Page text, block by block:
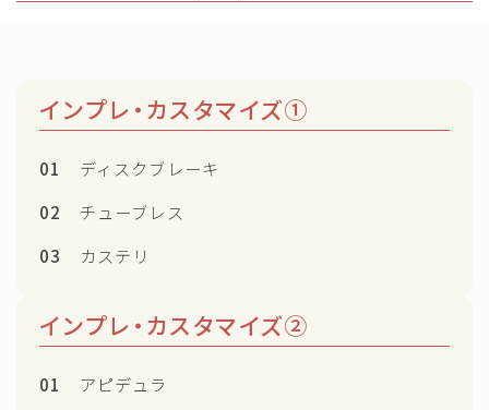
インプレ・カスタマイズ①
01
ディスクブレーキ
02
チューブレス
03
カステリ
インプレ・カスタマイズ②
01
アピデュラ